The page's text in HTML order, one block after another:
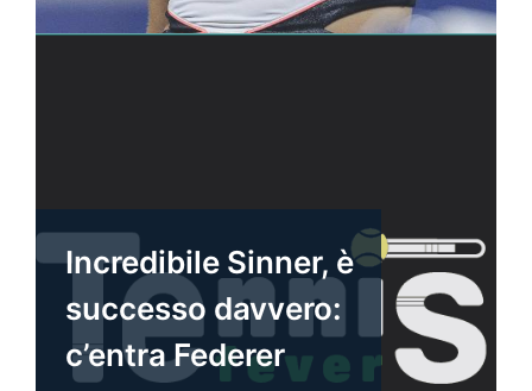
Incredibile Sinner, è
successo davvero:
c’entra Federer